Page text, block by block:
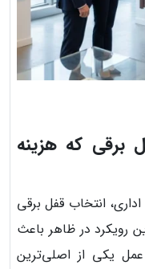
برقی که هزینه
انتخاب قفل برقی
رویکرد در ظاهر باعث
یکی از اصلی‌ترین